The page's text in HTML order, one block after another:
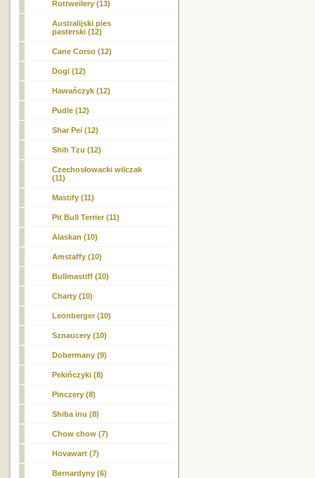
Rottweilery (13)
Australijski pies
pasterski (12)
Cane Corso (12)
Dogi (12)
Hawańczyk (12)
Pudle (12)
Shar Pei (12)
Shih Tzu (12)
Czechosłowacki wilczak
(11)
Mastify (11)
Pit Bull Terrier (11)
Alaskan (10)
Amstaffy (10)
Bullmastiff (10)
Charty (10)
Leonberger (10)
Sznaucery (10)
Dobermany (9)
Pekińczyki (8)
Pinczery (8)
Shiba inu (8)
Chow chow (7)
Hovawart (7)
Bernardyny (6)